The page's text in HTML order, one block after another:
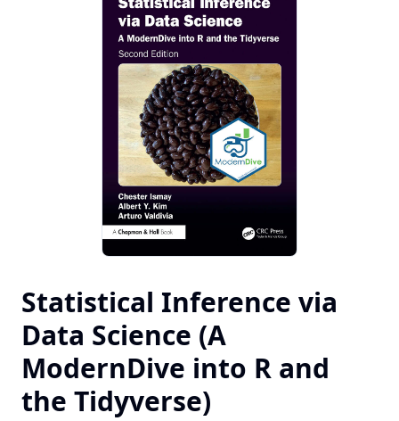
Statistical Inference via
Data Science (A
ModernDive into R and
the Tidyverse)